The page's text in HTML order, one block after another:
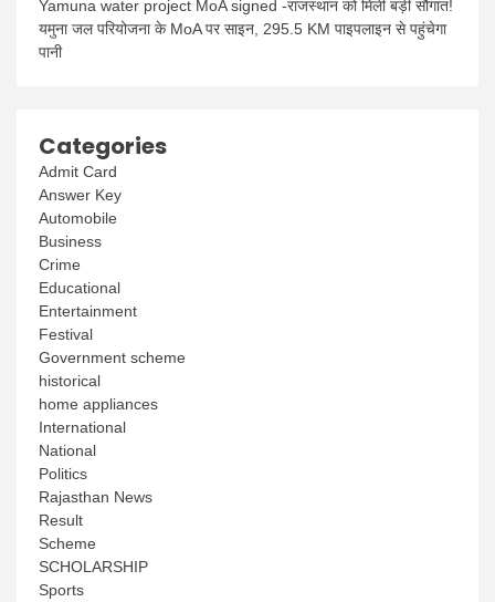
Yamuna water project MoA signed -राजस्थान को मिली बड़ी सौगात!
यमुना जल परियोजना के MoA पर साइन, 295.5 KM पाइपलाइन से पहुंचेगा
पानी
Categories
Admit Card
Answer Key
Automobile
Business
Crime
Educational
Entertainment
Festival
Government scheme
historical
home appliances
International
National
Politics
Rajasthan News
Result
Scheme
SCHOLARSHIP
Sports